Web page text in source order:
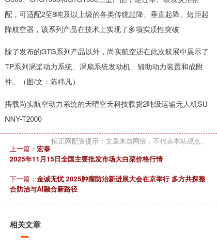
配，可适配2至8吨及以上级的各类传统起降、垂直起降、短距起
降航空器，该系列产品在技术上实现了多项实质性突破
除了发布的GTG系列产品以外，尚实航空还在此次航展中展示了
TP系列涡桨动力系统、涡扇系统发动机、辅助动力装置和成附
件。（图/文：陈祎凡）
搭载尚实航空动力系统的天晴空天科技载货2吨级运输无人机SU
NNY-T2000
恒正网配资提示：文章来自网络，不代表本站观点。
上一篇： 宏泰
2025年11月15日全国主要批发市场大白菜价格行情
下一篇： 金诚无忧 2025肿瘤防治新进展大会在京举行 多方共探整
合防治与AI融合新路径
相关文章